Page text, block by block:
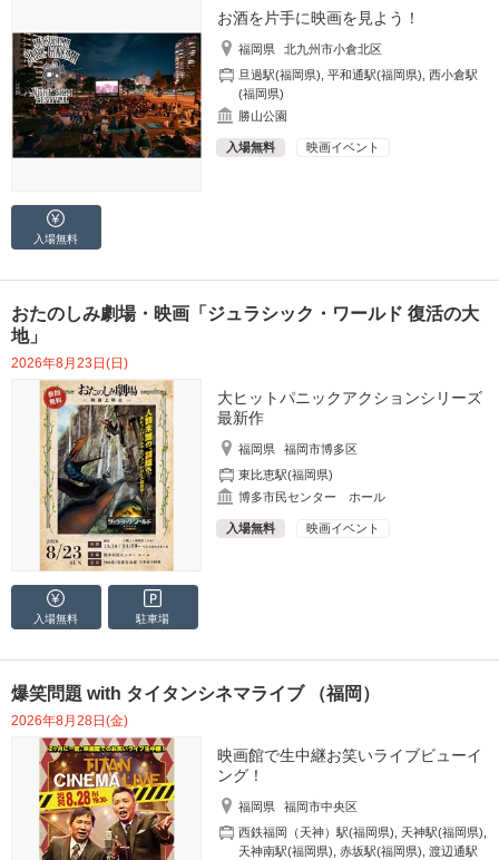
お酒を片手に映画を見よう！
福岡県
北九州市小倉北区
旦過駅(福岡県) ,平和通駅(福岡県) ,西小倉駅
(福岡県)
勝山公園
入場無料 映画イベント
入場無料
おたのしみ劇場・映画「ジュラシック・ワールド 復活の大
地」
2026年8月23日(日)
大ヒットパニックアクションシリーズ
最新作
福岡県
福岡市博多区
東比恵駅(福岡県)
博多市民センター ホール
入場無料 映画イベント
入場無料 駐車場
爆笑問題 with タイタンシネマライブ （福岡）
2026年8月28日(金)
映画館で生中継お笑いライブビューイ
ング！
福岡県
福岡市中央区
西鉄福岡（天神）駅(福岡県), 天神駅(福岡県),
天神南駅(福岡県),赤坂駅(福岡県),渡辺通駅